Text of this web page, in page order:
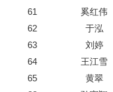
61 奚红伟
62
于泓
63
刘婷
64
王江雪
65
黄翠